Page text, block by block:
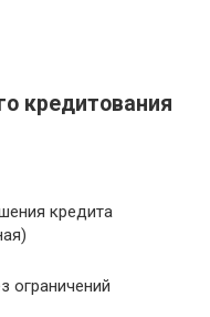
кредитования
кредита
ограничений